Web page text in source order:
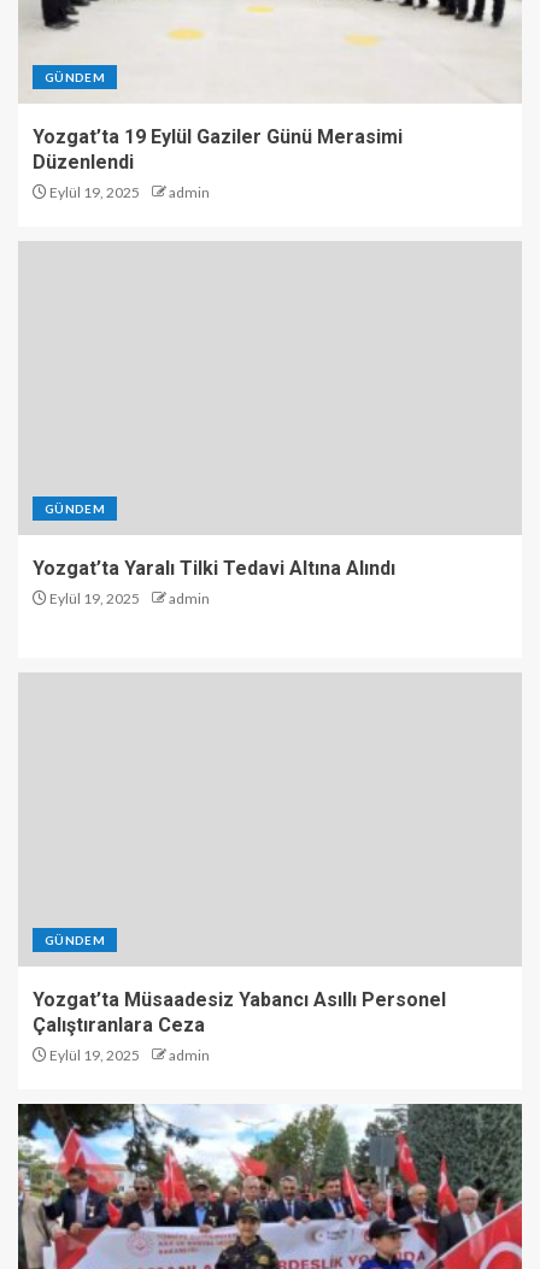
GÜNDEM
Yozgat’ta 19 Eylül Gaziler Günü Merasimi
Düzenlendi
Eylül 19, 2025 admin
GÜNDEM
Yozgat’ta Yaralı Tilki Tedavi Altına Alındı
Eylül 19, 2025 admin
GÜNDEM
Yozgat’ta Müsaadesiz Yabancı Asıllı Personel
Çalıştıranlara Ceza
Eylül 19, 2025 admin